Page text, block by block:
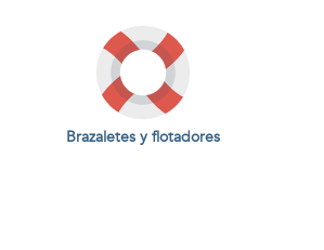
Brazaletes y flotadores